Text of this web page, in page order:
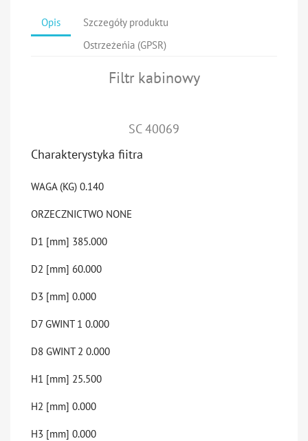
Opis
Szczegóły produktu
Ostrzeżeńia (GPSR)
Filtr kabinowy
SC 40069
Charakterystyka fiitra
WAGA (KG) 0.140
ORZECZNICTWO NONE
D1 [mm] 385.000
D2 [mm] 60.000
D3 [mm] 0.000
D7 GWINT 1 0.000
D8 GWINT 2 0.000
H1 [mm] 25.500
H2 [mm] 0.000
H3 [mm] 0.000